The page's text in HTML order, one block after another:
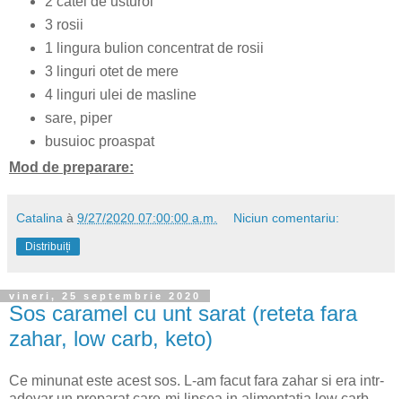
3 rosii
1 lingura bulion concentrat de rosii
3 linguri otet de mere
4 linguri ulei de masline
sare, piper
busuioc proaspat
Mod de preparare:
Catalina à 9/27/2020 07:00:00 a.m. Niciun comentariu:
Distribuiți
vineri, 25 septembrie 2020
Sos caramel cu unt sarat (reteta fara
zahar, low carb, keto)
Ce minunat este acest sos. L-am facut fara zahar si era intr-